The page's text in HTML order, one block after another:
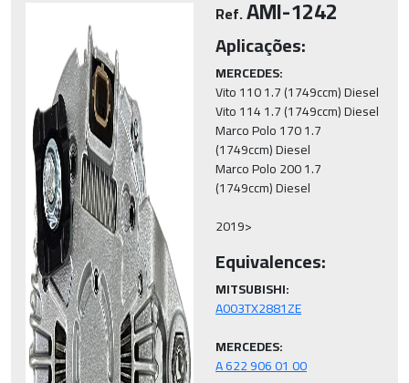
Ref.AMI-1242
Aplicações:
MERCEDES:
Vito 110 1.7 (1749ccm) Diesel
Vito 114 1.7 (1749ccm) Diesel
Marco Polo 170 1.7
(1749ccm) Diesel
Marco Polo 200 1.7
(1749ccm) Diesel
2019>
Equivalences:
MITSUBISHI:
MERCEDES:
A 622 906 01 00